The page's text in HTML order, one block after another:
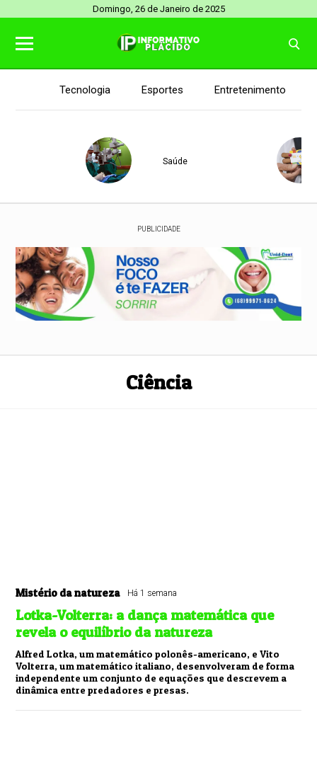
Domingo, 26 de Janeiro de 2025
Tecnologia Esportes Entretenimento
Saúde
Senado Federal
PUBLICIDADE
Ciência
Mistério da natureza Há 1 semana
Lotka-Volterra: a dança matemática que
revela o equilíbrio da natureza
Alfred Lotka, um matemático polonês-americano, e Vito
Volterra, um matemático italiano, desenvolveram de forma
independente um conjunto de equações que descrevem a
dinâmica entre predadores e presas.